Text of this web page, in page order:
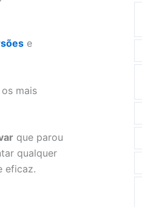
e
mais
que parou
qualquer
eficaz.